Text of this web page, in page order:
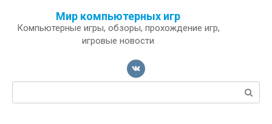
Мир компьютерных игр
Компьютерные игры, обзоры, прохождение игр,
игровые новости
Поиск: